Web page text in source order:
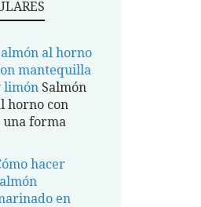
al horno
mantequilla
limón Salmón
horno con
forma
hacer
en